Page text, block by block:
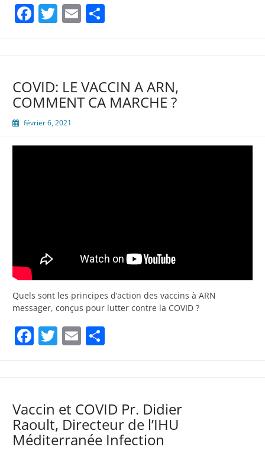
Facebook
Twitter
Email
COVID: LE VACCIN A ARN,
COMMENT CA MARCHE ?
février 6, 2021
Quels sont les principes d’action des vaccins à ARN
messager, conçus pour lutter contre la COVID ?
Facebook
Twitter
Email
Vaccin et COVID Pr. Didier
Raoult, Directeur de l’IHU
Méditerranée Infection